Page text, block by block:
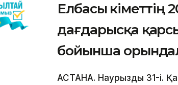
Елбасы
дағдарысқа
бойынша
АСТАНА. Наурыздың 31-і.